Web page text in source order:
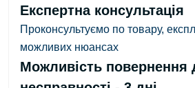
Експертна консультація
Проконсультуємо по товару,
можливих нюансах
Можливість повернення